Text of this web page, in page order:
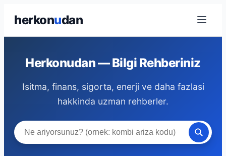
herkonudan
Herkonudan — Bilgi Rehberiniz
Isitma, finans, sigorta, enerji ve daha fazlasi
hakkinda uzman rehberler.